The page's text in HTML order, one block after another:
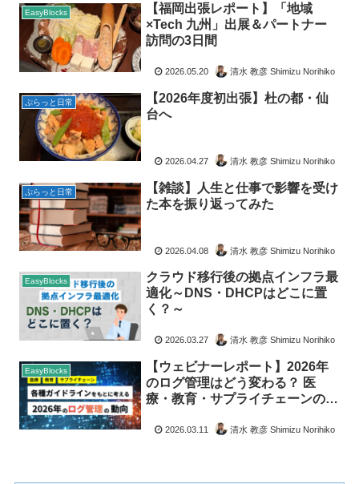
EasyBlocks
【福岡出張レポート】「地域
×Tech 九州」出展＆パートナー
訪問の3日間
2026.05.20 清水 教彦 Shimizu Norihiko
ぷらっと日常
【2026年度初出張】杜の都・仙
台へ
2026.04.27 清水 教彦 Shimizu Norihiko
ぷらっと日常
【雑談】人生と仕事で影響を受け
た本を振り返ってみた
2026.04.08 清水 教彦 Shimizu Norihiko
EasyBlocks
クラウド移行後の拠点インフラ最
適化～DNS・DHCPはどこに置
く？～
2026.03.27 清水 教彦 Shimizu Norihiko
EasyBlocks
【ウェビナーレポート】2026年
のログ管理はどう変わる？ 医
療・教育・サプライチェーンのガ
2026.03.11 清水 教彦 Shimizu Norihiko